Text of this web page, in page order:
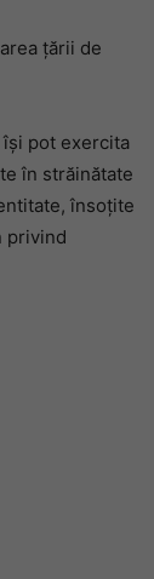
țării de
pot exercita
în străinătate
însoțite
privind